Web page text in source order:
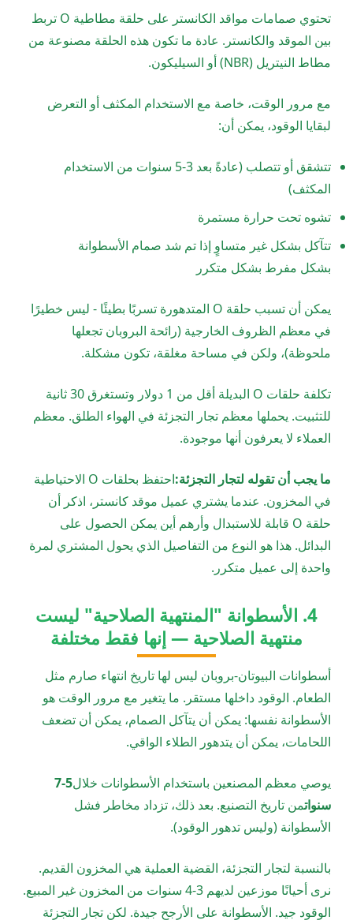
تحتوي صمامات مواقد الكانستر على حلقة مطاطية O تربط
بين الموقد والكانستر. عادة ما تكون هذه الحلقة مصنوعة من
مطاط النيتريل (NBR) أو السيليكون.
مع مرور الوقت، خاصة مع الاستخدام المكثف أو التعرض
لبقايا الوقود، يمكن أن:
تتشقق أو تتصلب (عادةً بعد 3-5 سنوات من الاستخدام
المكثف)
تشوه تحت حرارة مستمرة
تتآكل بشكل غير متساوٍ إذا تم شد صمام الأسطوانة
بشكل مفرط بشكل متكرر
يمكن أن تسبب حلقة O المتدهورة تسربًا بطيئًا - ليس خطيرًا
في معظم الظروف الخارجية (رائحة البروبان تجعلها
ملحوظة)، ولكن في مساحة مغلقة، تكون مشكلة.
تكلفة حلقات O البديلة أقل من 1 دولار وتستغرق 30 ثانية
للتثبيت. يحملها معظم تجار التجزئة في الهواء الطلق. معظم
العملاء لا يعرفون أنها موجودة.
ما يجب أن تقوله لتجار التجزئة:
احتفظ بحلقات O الاحتياطية
في المخزون. عندما يشتري عميل موقد كانستر، اذكر أن
حلقة O قابلة للاستبدال وأرهم أين يمكن الحصول على
البدائل. هذا هو النوع من التفاصيل الذي يحول المشتري لمرة
واحدة إلى عميل متكرر.
4. الأسطوانة "المنتهية الصلاحية" ليست
منتهية الصلاحية — إنها فقط مختلفة
أسطوانات البيوتان-بروبان ليس لها تاريخ انتهاء صارم مثل
الطعام. الوقود داخلها مستقر. ما يتغير مع مرور الوقت هو
الأسطوانة نفسها: يمكن أن يتآكل الصمام، يمكن أن تضعف
اللحامات، يمكن أن يتدهور الطلاء الواقي.
يوصي معظم المصنعين باستخدام الأسطوانات خلال
5-7
سنواتمن تاريخ التصنيع. بعد ذلك، تزداد مخاطر فشل
الأسطوانة (وليس تدهور الوقود).
بالنسبة لتجار التجزئة، القضية العملية هي المخزون القديم.
نرى أحيانًا موزعين لديهم 3-4 سنوات من المخزون غير المبيع.
الوقود جيد. الأسطوانة على الأرجح جيدة. لكن تجار التجزئة